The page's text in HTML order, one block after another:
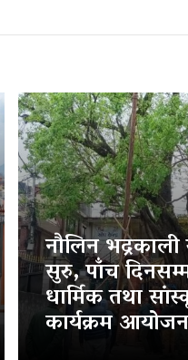
नौलिन भद्रकाली
सुरु, पाँच
धार्मिक तथा
कार्यक्रम